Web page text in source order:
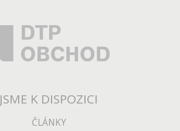
JSME K DISPOZICI
ČLÁNKY